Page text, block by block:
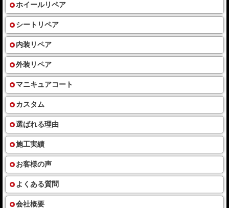
ホイールリペア
シートリペア
内装リペア
外装リペア
マニキュアコート
カスタム
選ばれる理由
施工実績
お客様の声
よくある質問
会社概要